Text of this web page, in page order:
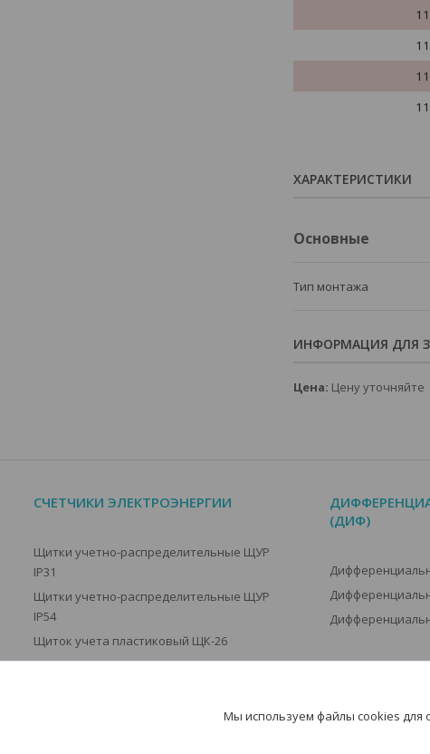
ХАРАКТЕРИСТИКИ
Основные
Тип монтажа
ИНФОРМАЦИЯ ДЛЯ
Цена: Цену уточняйте
СЧЕТЧИКИ ЭЛЕКТРОЭНЕРГИИ
Щитки учетно-распределительные ЩУР
IP31
Щитки учетно-распределительные ЩУР
IP54
Щиток учета пластиковый ЩК-26
Трансформаторы тока
(ДИФ)
Мы используем файлы cookies для